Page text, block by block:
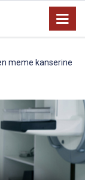
meme kanserine